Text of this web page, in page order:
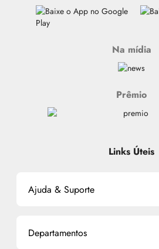
Na mídia
Prêmio
Links Úteis
Ajuda & Suporte
Política de Devolução
Departamentos